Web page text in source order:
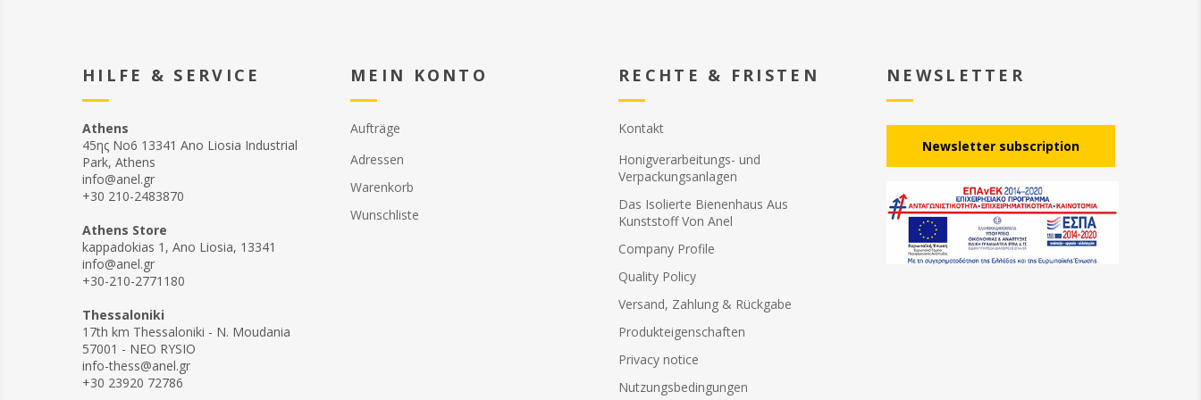
HILFE & SERVICE
Athens
45ης Νο6 13341 Ano Liosia Industrial
Park, Athens
info@anel.gr
+30 210-2483870
Athens Store
kappadokias 1, Ano Liosia, 13341
info@anel.gr
+30-210-2771180
Thessaloniki
17th km Thessaloniki - N. Moudania
57001 - NEO RYSIO
info-thess@anel.gr
+30 23920 72786
MEIN KONTO
Aufträge
Adressen
Warenkorb
Wunschliste
RECHTE & FRISTEN
Kontakt
Honigverarbeitungs- und
Verpackungsanlagen
Das Isolierte Bienenhaus Aus
Kunststoff Von Anel
Company Profile
Quality Policy
Versand, Zahlung & Rückgabe
Produkteigenschaften
Privacy notice
Nutzungsbedingungen
NEWSLETTER
Νewsletter subscription